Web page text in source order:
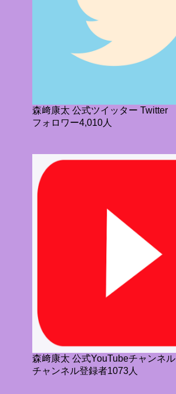
森﨑康太 公式ツイッター Twitter
フォロワー4,010人
森﨑康太 公式YouTubeチャンネル
チャンネル登録者1073人